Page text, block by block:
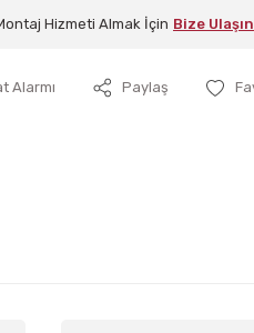
Hizmeti Almak İçin Bize Ulaşın
Alarmı Paylaş